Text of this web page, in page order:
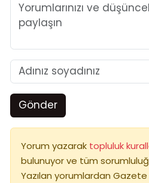
Gönder
Yorum yazarak topluluk
bulunuyor ve tüm
Yazılan yorumlardan